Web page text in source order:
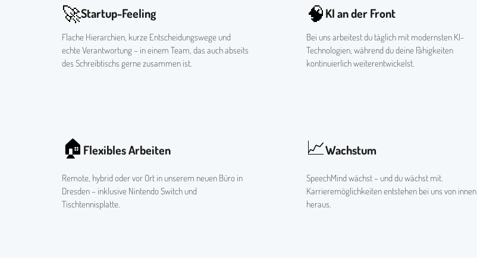
🚀Startup-Feeling
Flache Hierarchien, kurze Entscheidungswege und
echte Verantwortung – in einem Team, das auch abseits
des Schreibtischs gerne zusammen ist.
🧠KI an der Front
Bei uns arbeitest du täglich mit modernsten KI-
Technologien, während du deine Fähigkeiten
kontinuierlich weiterentwickelst.
🏠 Flexibles Arbeiten
Remote, hybrid oder vor Ort in unserem neuen Büro in
Dresden – inklusive Nintendo Switch und
Tischtennisplatte.
📈Wachstum
SpeechMind wächst – und du wächst mit.
Karrieremöglichkeiten entstehen bei uns von innen
heraus.